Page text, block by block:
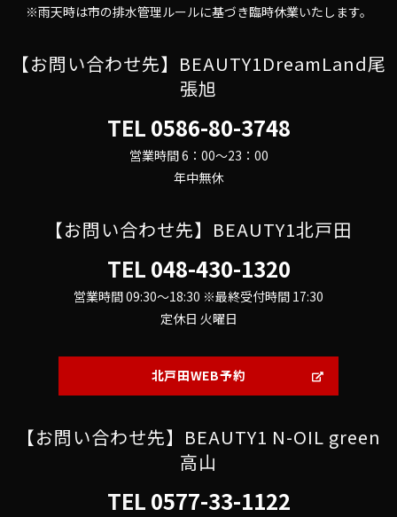
※雨天時は市の排水管理ルールに基づき臨時休業いたします。
【お問い合わせ先】BEAUTY1DreamLand尾
張旭
TEL 0586-80-3748
営業時間 6：00～23：00
年中無休
【お問い合わせ先】BEAUTY1北戸田
TEL 048-430-1320
営業時間 09:30～18:30 ※最終受付時間 17:30
定休日 火曜日
北戸田WEB予約
【お問い合わせ先】BEAUTY1 N-OIL green
高山
TEL 0577-33-1122